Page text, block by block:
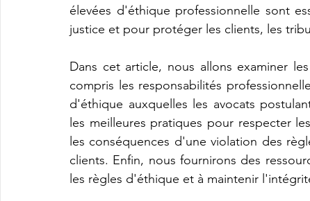
élevées d'éthique professionnelle sont
justice et pour protéger les clients, les
Dans cet article, nous allons examiner
compris les responsabilités
d'éthique auxquelles les avocats
les meilleures pratiques pour respecter
les conséquences d'une violation des
clients. Enfin, nous fournirons des
les règles d'éthique et à maintenir